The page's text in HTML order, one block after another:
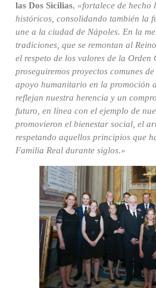
las Dos Sicilias, «fortalece de hecho
históricos, consolidando también la
une a la ciudad de Nápoles. En la
tradiciones, que se remontan al
el respeto de los valores de la Orden
proseguiremos proyectos comunes
apoyo humanitario en la promoción
reflejan nuestra herencia y un
futuro, en línea con el ejemplo de
promovieron el bienestar social, el
respetando aquellos principios que
Familia Real durante siglos.»